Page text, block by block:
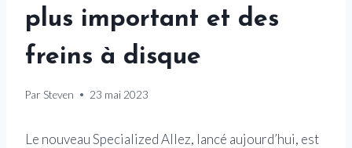
plus important et des
freins à disque
Par Steven 23 mai 2023
Le nouveau Specialized Allez, lancé aujourd’hui, est